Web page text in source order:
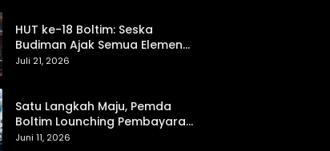
HUT ke-18 Boltim: Seska
Budiman Ajak Semua Elemen
Bersinergi untuk Kemajuan
Juli 21, 2026
Satu Langkah Maju, Pemda
Boltim Lounching Pembayaran
PBB Lewat Scan Qris
Juni 11, 2026